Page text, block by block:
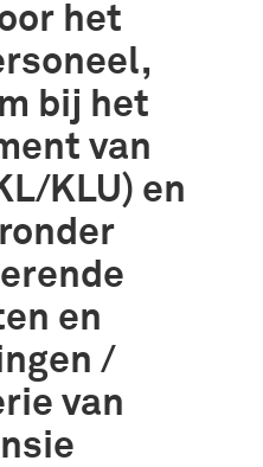
het
bij het
van
KLU) en
en
/
van